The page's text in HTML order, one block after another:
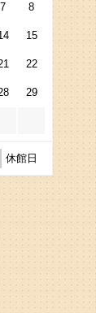
7 8
15
22
29
休館日